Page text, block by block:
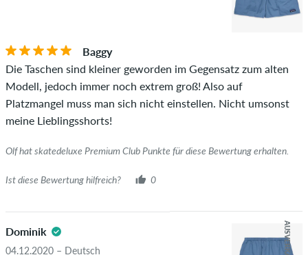
Baggy
Die Taschen sind kleiner geworden im Gegensatz zum alten
Modell, jedoch immer noch extrem groß! Also auf
Platzmangel muss man sich nicht einstellen. Nicht umsonst
meine Lieblingsshorts!
Olf hat skatedeluxe Premium Club Punkte für diese Bewertung erhalten.
Ist diese Bewertung hilfreich? 0
Dominik
04.12.2020 – Deutsch